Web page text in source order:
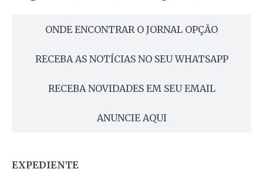
ONDE ENCONTRAR O JORNAL OPÇÃO
RECEBA AS NOTÍCIAS NO SEU WHATSAPP
RECEBA NOVIDADES EM SEU EMAIL
ANUNCIE AQUI
EXPEDIENTE